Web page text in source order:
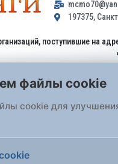
197375,
поступившие на
2026 Внутригородское
файлы cookie
cookie для